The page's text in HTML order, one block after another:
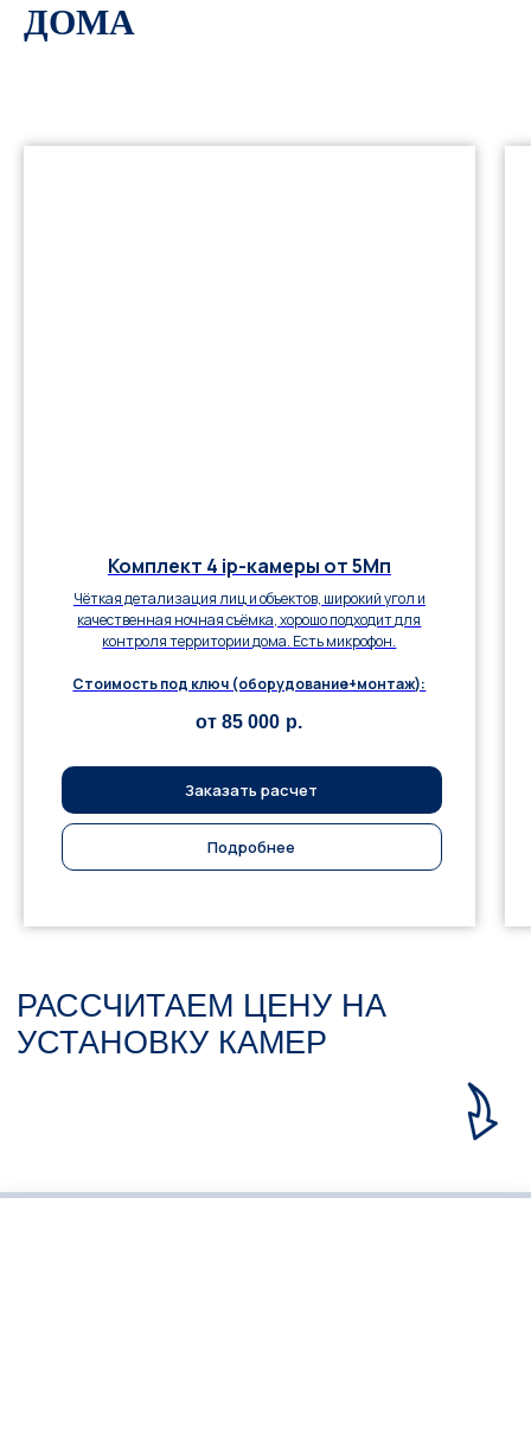
ДОМА
Комплект 4 ip-камеры от 5Мп
Чёткая детализация лиц и объектов, широкий угол и
качественная ночная съёмка, хорошо подходит для
контроля территории дома. Есть микрофон.
Стоимость под ключ (оборудование+монтаж):
от 85 000 р.
Заказать расчет
Подробнее